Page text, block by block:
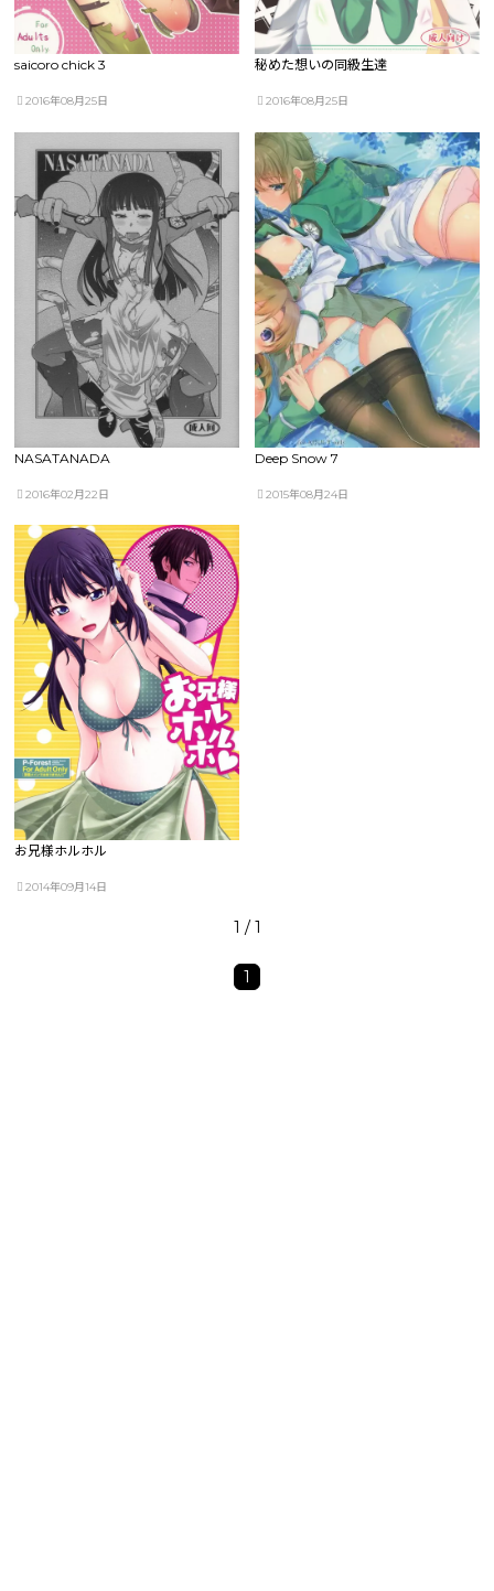
saicoro chick 3
2016年08月25日
秘めた想いの同級生達
2016年08月25日
NASATANADA
2016年02月22日
Deep Snow 7
2015年08月24日
お兄様ホルホル
2014年09月14日
1 / 1
1